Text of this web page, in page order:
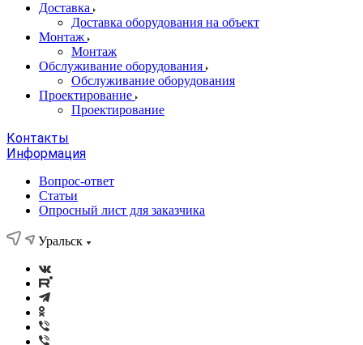
Доставка
Доставка оборудования на объект
Монтаж
Монтаж
Обслуживание оборудования
Обслуживание оборудования
Проектирование
Проектирование
Контакты
Информация
Вопрос-ответ
Статьи
Опросный лист для заказчика
Уральск